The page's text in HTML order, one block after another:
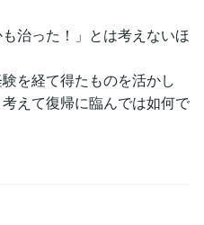
治った！」とは考えないほ
を経て得たものを活かし
えて復帰に臨んでは如何で